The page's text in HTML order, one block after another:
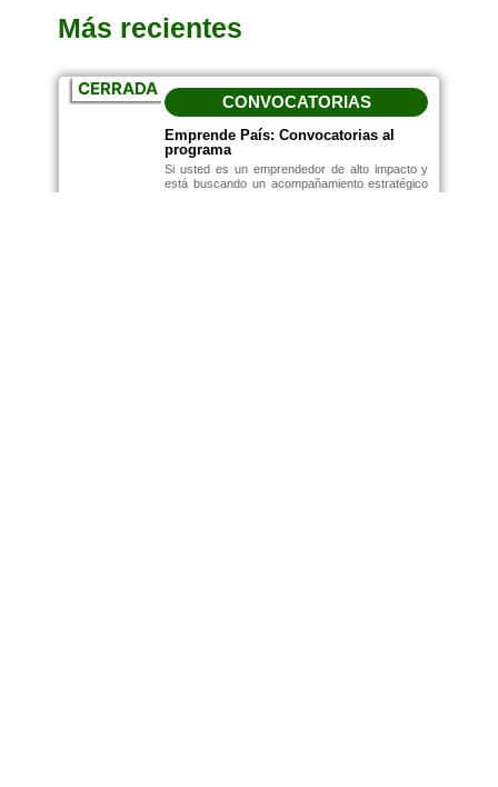
Más recientes
CERRADA
CONVOCATORIAS
Emprende País: Convocatorias al
programa
Si usted es un emprendedor de alto impacto y
está buscando un acompañamiento estratégico